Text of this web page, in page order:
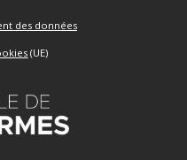
des données
(UE)